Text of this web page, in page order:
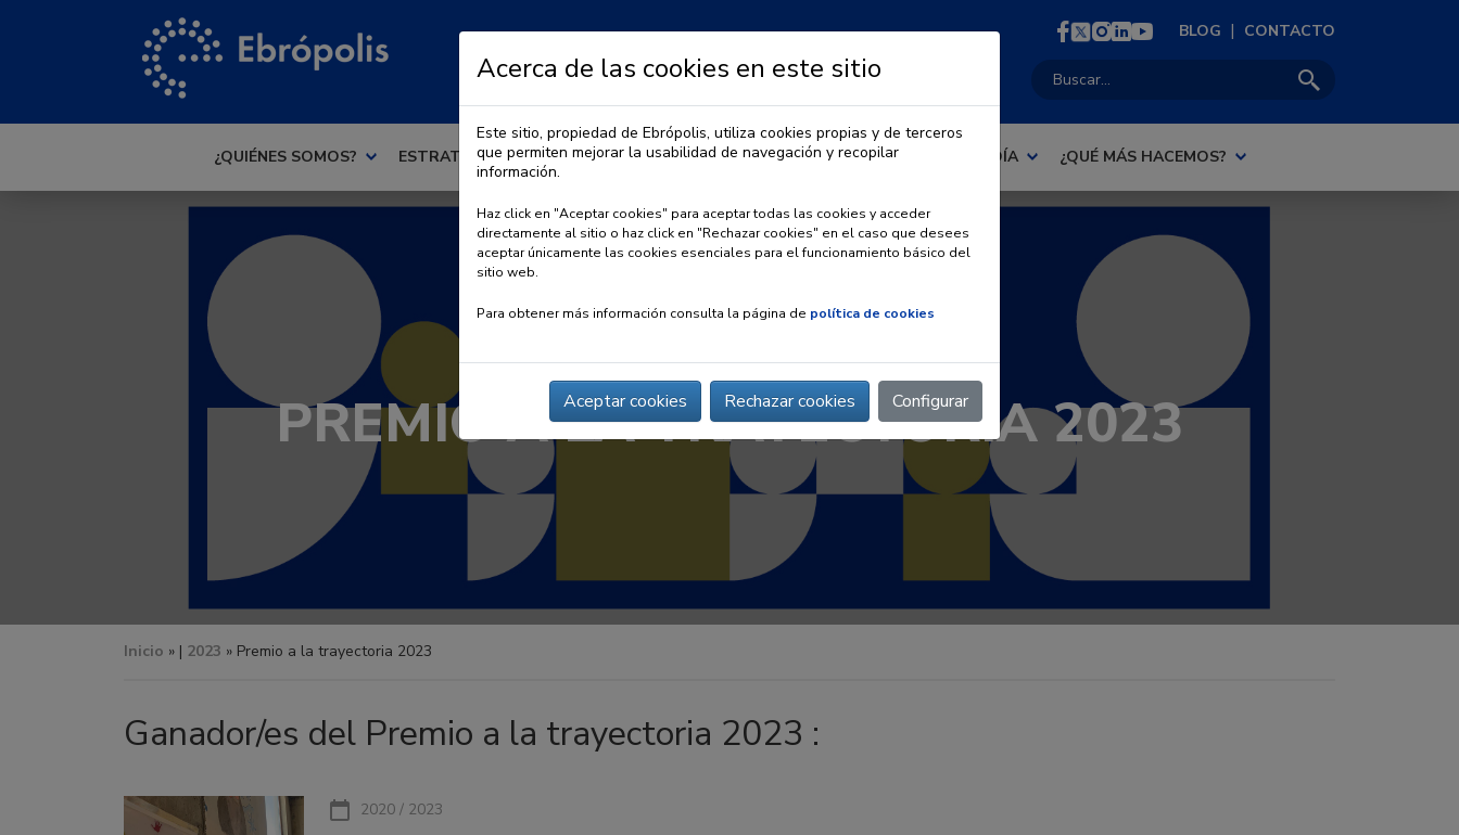
BLOG | CONTACTO
¿QUIÉNES SOMOS? ESTRATEGIA OBSERVATORIO URBANO PREMIO EBRÓPOLIS AL DÍA ¿QUÉ MÁS HACEMOS?
PREMIO A LA TRAYECTORIA 2023
Inicio » | 2023 » Premio a la trayectoria 2023
Ganador/es del Premio a la trayectoria 2023 :
2020 / 2023
Acerca de las cookies en este sitio
Este sitio, propiedad de Ebrópolis, utiliza cookies propias y de terceros
que permiten mejorar la usabilidad de navegación y recopilar
información.
Haz click en "Aceptar cookies" para aceptar todas las cookies y acceder
directamente al sitio o haz click en "Rechazar cookies" en el caso que desees
aceptar únicamente las cookies esenciales para el funcionamiento básico del
sitio web.
Para obtener más información consulta la página de política de cookies
Aceptar cookies Rechazar cookies Configurar